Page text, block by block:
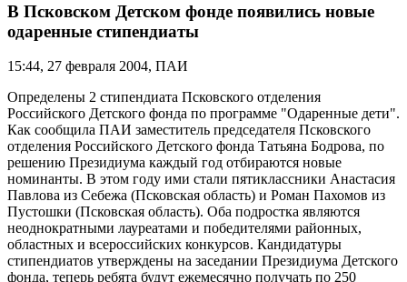
В Псковском Детском фонде появились новые
одаренные стипендиаты
15:44, 27 февраля 2004, ПАИ
Определены 2 стипендиата Псковского отделения
Российского Детского фонда по программе "Одаренные дети".
Как сообщила ПАИ заместитель председателя Псковского
отделения Российского Детского фонда Татьяна Бодрова, по
решению Президиума каждый год отбираются новые
номинанты. В этом году ими стали пятиклассники Анастасия
Павлова из Себежа (Псковская область) и Роман Пахомов из
Пустошки (Псковская область). Оба подростка являются
неоднократными лауреатами и победителями районных,
областных и всероссийских конкурсов. Кандидатуры
стипендиатов утверждены на заседании Президиума Детского
фонда, теперь ребята будут ежемесячно получать по 250